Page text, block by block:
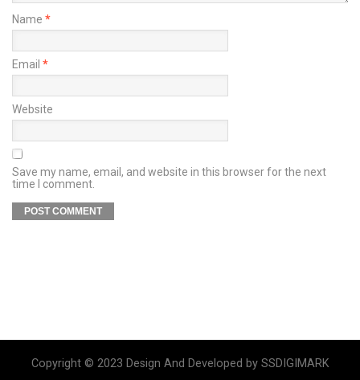
Name *
Email *
Website
Save my name, email, and website in this browser for the next
time I comment.
Copyright © 2023 Design And Developed by SSDIGIMARK